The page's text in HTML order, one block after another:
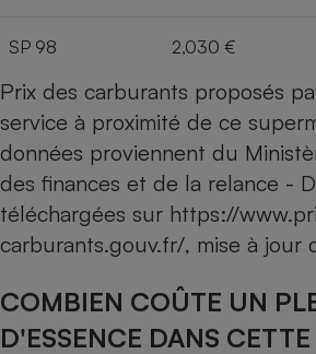
SP 98 2,030 €
Prix des carburants proposés
service à proximité de ce
données proviennent du
des finances et de la relance -
téléchargées sur https://
carburants.gouv.fr/, mise à jour
COMBIEN COÛTE UN
D'ESSENCE DANS